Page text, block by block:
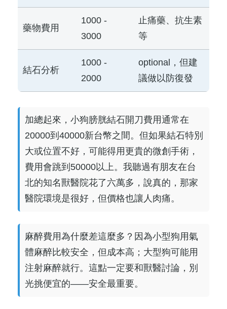
藥物費用
1000 -
3000
止痛藥、抗生素
等
結石分析
1000 -
2000
optional，但建
議做以防復發
加總起來，小狗膀胱結石開刀費用通常在
20000到40000新台幣之間。但如果結石特別
大或位置不好，可能得用更貴的微創手術，
費用會跳到50000以上。我聽過有朋友在台
北的知名獸醫院花了六萬多，說真的，那家
醫院環境是很好，但價格也讓人肉痛。
麻醉費用為什麼差這麼多？因為小型狗用氣
體麻醉比較安全，但成本高；大型狗可能用
注射麻醉就行。這點一定要和獸醫討論，別
光挑便宜的——安全最重要。